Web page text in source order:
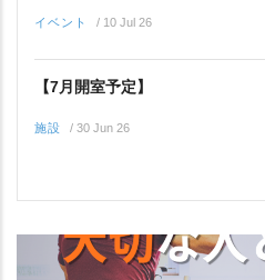
イベント / 10 Jul 26
【7月開室予定】
施設 / 30 Jun 26